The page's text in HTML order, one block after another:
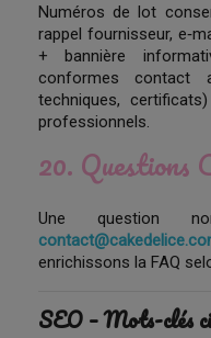
Numéros de lot
rappel fournisseur,
+ bannière
conformes contact
techniques,
professionnels.
20. Questions
Une question
enrichissons la FAQ
SEO – Mots-clés